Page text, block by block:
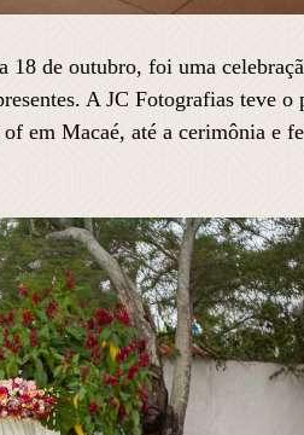
de outubro, foi uma
A JC Fotografias teve
em Macaé, até a cerimônia e